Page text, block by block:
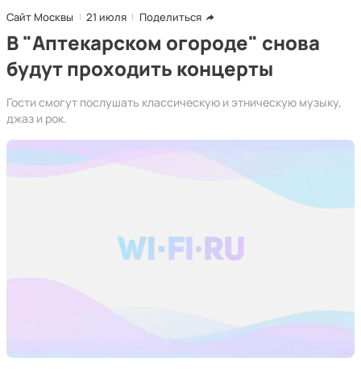
Сайт Москвы 21 июля Поделиться
В "Аптекарском огороде" снова
будут проходить концерты
Гости смогут послушать классическую и этническую музыку,
джаз и рок.